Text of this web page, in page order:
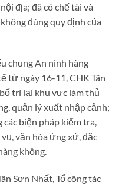
địa; đã có chế tài và
đúng quy định của
chung An ninh hàng
từ ngày 16-11, CHK Tân
trí lại khu vực làm thủ
quản lý xuất nhập cảnh;
biện pháp kiểm tra,
văn hóa ứng xử, đặc
không.
Sơn Nhất, Tổ công tác